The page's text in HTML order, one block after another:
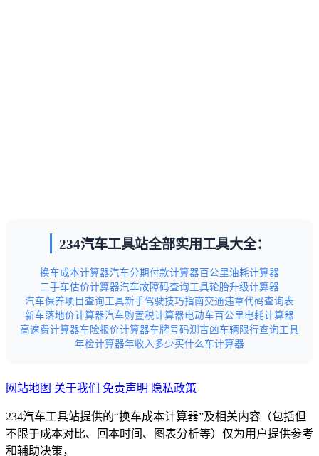
234汽车工具站全部实用工具大全：
换车成本计算器汽车分期付款计算器 百公里油耗计算器
二手车估价计算器汽车故障码查询工具轮胎升级计算器
汽车保养项目查询工具新手驾驶技巧指南交通违章代码查询表
新车落地价计算器汽车购置税计算器电动车百公里电耗计算器
高速费计算器车险报价计算器车牌号码测吉凶车辆限行查询工具
年检计算器年收入多少买什么车计算器
网站地图 关于我们 免责声明 隐私政策
234汽车工具站提供的“换车成本计算器”及相关内容（包括但
不限于成本对比、回本时间、图表分析等）仅为用户提供参考
和辅助决策，